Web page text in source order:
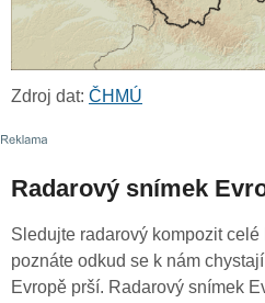
Zdroj dat: ČHMÚ
Radarový snímek
Sledujte radarový kompozit celé
poznáte odkud se k nám
Evropě prší. Radarový snímek